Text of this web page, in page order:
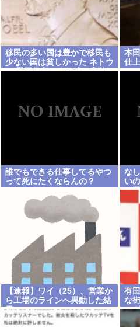
移民の多い国は豊かで移民も
少ない国は貧しかった ネトウ
ヨ 愛国保守、また嘘で扇動し
本
仕
誰でもできる仕事してるやつ
って死にたくならんの？
な
い
で
に
【速報】ワイ（25）、営業か
ら工場のラインへ異動した結
果・・・・・・
有
な
ご
の